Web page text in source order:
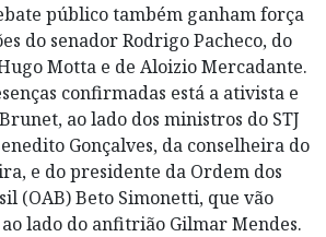
público também ganham força
do senador Rodrigo Pacheco, do
Motta e de Aloizio Mercadante.
confirmadas está a ativista e
ao lado dos ministros do STJ
Gonçalves, da conselheira do
e do presidente da Ordem dos
(OAB) Beto Simonetti, que vão
lado do anfitrião Gilmar Mendes.